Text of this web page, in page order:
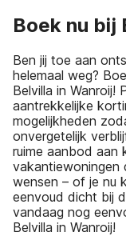
Boek nu bij
Ben jij toe aan
helemaal weg?
Belvilla in Wanroij!
aantrekkelijke
mogelijkheden
onvergetelijk
ruime aanbod aan
vakantiewoningen
wensen – of je nu
eenvoud dicht bij
vandaag nog
Belvilla in Wanroij!